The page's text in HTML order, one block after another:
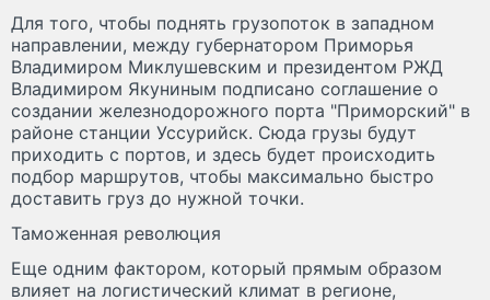
Для того, чтобы поднять грузопоток в западном
направлении, между губернатором Приморья
Владимиром Миклушевским и президентом РЖД
Владимиром Якуниным подписано соглашение о
создании железнодорожного порта "Приморский" в
районе станции Уссурийск. Сюда грузы будут
приходить с портов, и здесь будет происходить
подбор маршрутов, чтобы максимально быстро
доставить груз до нужной точки.
Таможенная революция
Еще одним фактором, который прямым образом
влияет на логистический климат в регионе,